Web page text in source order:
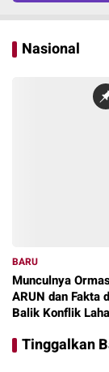
Nasional
BARU
Munculnya
ARUN dan Fakta
Balik Konflik
Tinggalkan